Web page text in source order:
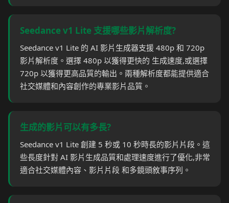
Seedance v1 Lite 支援哪些影片解析度?
Seedance v1 Lite 的 AI 影片生成器支援 480p 和 720p
影片解析度。選擇 480p 以獲得更快的 生成速度,或選擇
720p 以獲得更高品質的輸出。兩種解析度都能提供適合
社交媒體和內容創作的專業影片品質。
生成的影片可以有多長?
Seedance v1 Lite 創建 5 秒或 10 秒時長的影片片段。這
些長度針對 AI 影片生成品質和處理速度進行了優化,非常
適合社交媒體內容、影片片段 和多鏡頭敘事序列。